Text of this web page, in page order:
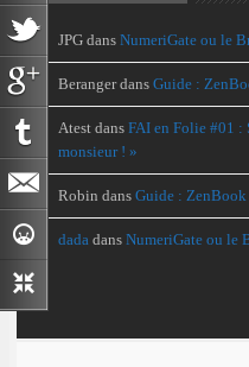
JPG dans NumeriGate ou le
Berangerdans Guide :
Atest dans FAI en Folie #01 :
monsieur ! »
Robin dans Guide :
dada dans NumeriGate ou le